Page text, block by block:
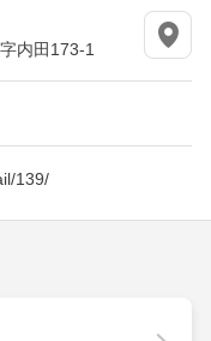
内田173-1
139/